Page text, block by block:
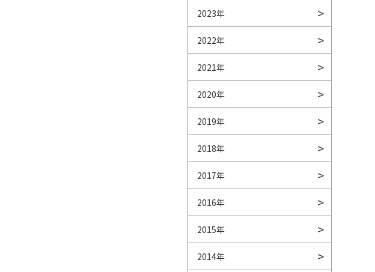
2023年
2022年
2021年
2020年
2019年
2018年
2017年
2016年
2015年
2014年